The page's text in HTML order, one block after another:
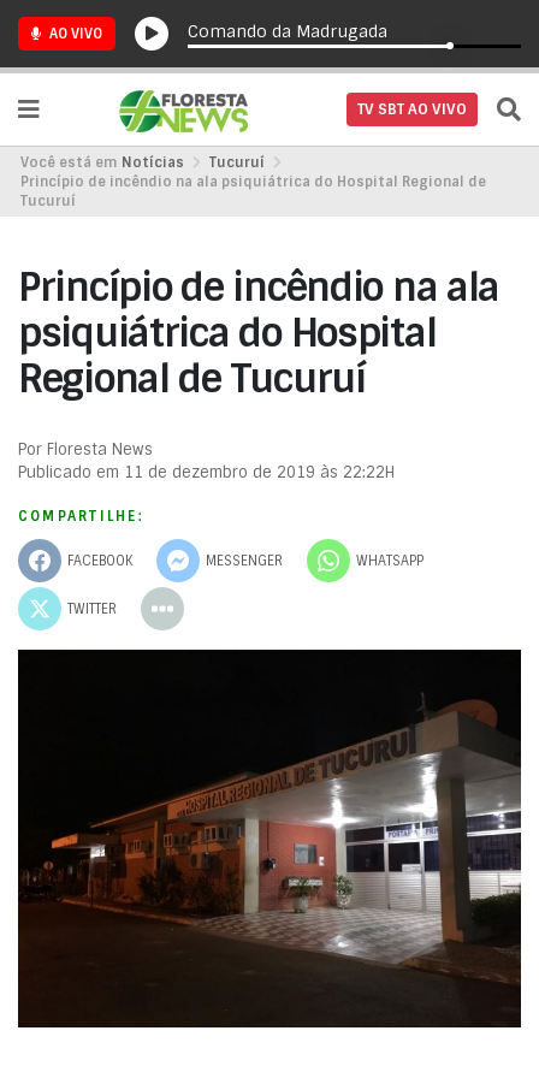
AO VIVO Comando da Madrugada
TV SBT AO VIVO
Você está em Notícias
Tucuruí
Princípio de incêndio na ala psiquiátrica do Hospital Regional de
Tucuruí
Princípio de incêndio na ala
psiquiátrica do Hospital
Regional de Tucuruí
Por Floresta News
Publicado em 11 de dezembro de 2019 às 22:22H
COMPARTILHE:
FACEBOOK MESSENGER WHATSAPP
TWITTER